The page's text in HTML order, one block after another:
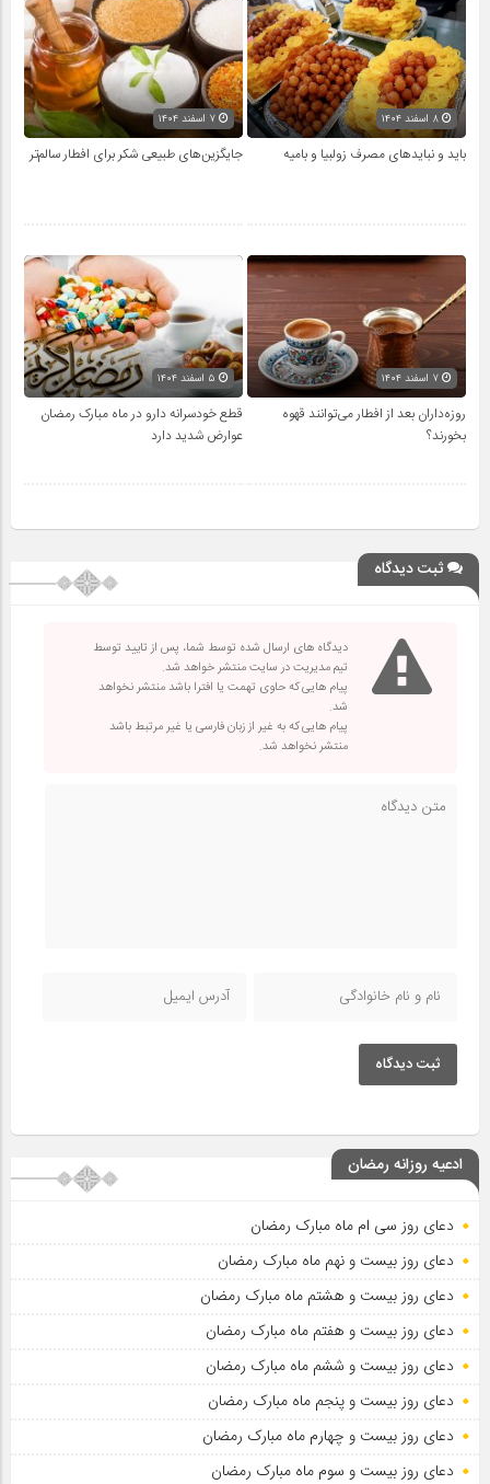
۸ اسفند ۱۴۰۴
باید و نبایدهای مصرف زولبیا و بامیه جایگزین‌های طبیعی شکر برای افطار سالم‌تر
۷ اسفند ۱۴۰۴
روزه‌داران بعد از افطار می‌توانند قهوه
بخورند؟
قطع خودسرانه دارو در ماه مبارک رمضان
عوارض شدید دارد
ثبت دیدگاه
دیدگاه های ارسال شده توسط شما، پس از تایید توسط
تیم مدیریت در سایت منتشر خواهد شد.
پیام هایی که حاوی تهمت یا افترا باشد منتشر نخواهد
شد.
پیام هایی که به غیر از زبان فارسی یا غیر مرتبط باشد
منتشر نخواهد شد.
ثبت دیدگاه
ادعیه روزانه رمضان
دعای روز سی ام ماه مبارک رمضان
دعای روز بیست و نهم ماه مبارک رمضان
دعای روز بیست و هشتم ماه مبارک رمضان
دعای روز بیست و هفتم ماه مبارک رمضان
دعای روز بیست و ششم ماه مبارک رمضان
دعای روز بیست و پنجم ماه مبارک رمضان
دعای روز بیست و چهارم ماه مبارک رمضان
دعای روز بیست و سوم ماه مبارک رمضان